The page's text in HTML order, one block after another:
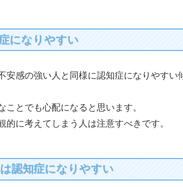
になりやすい
安感の強い人と同様に認知症になりやすい
ことでも心配になると思います。
的に考えてしまう人は注意すべきです。
認知症になりやすい